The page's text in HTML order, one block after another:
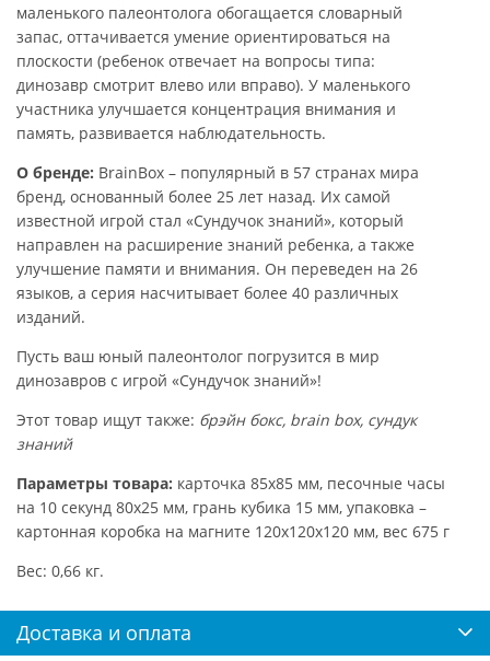
маленького палеонтолога обогащается словарный
запас, оттачивается умение ориентироваться на
плоскости (ребенок отвечает на вопросы типа:
динозавр смотрит влево или вправо). У маленького
участника улучшается концентрация внимания и
память, развивается наблюдательность.
О бренде: BrainBox – популярный в 57 странах мира
бренд, основанный более 25 лет назад. Их самой
известной игрой стал «Сундучок знаний», который
направлен на расширение знаний ребенка, а также
улучшение памяти и внимания. Он переведен на 26
языков, а серия насчитывает более 40 различных
изданий.
Пусть ваш юный палеонтолог погрузится в мир
динозавров с игрой «Сундучок знаний»!
Этот товар ищут также: брэйн бокс, brain box, сундук
знаний
Параметры товара: карточка 85х85 мм, песочные часы
на 10 секунд 80х25 мм, грань кубика 15 мм, упаковка –
картонная коробка на магните 120х120х120 мм, вес 675 г
Вес: 0,66 кг.
Доставка и оплата